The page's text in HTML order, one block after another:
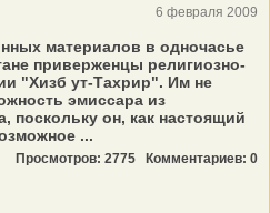
6 февраля 2009
материалов в одночасье
приверженцы религиозно-
"Хизб ут-Тахрир". Им не
эмиссара из
поскольку он, как настоящий
...
Просмотров: 2775 Комментариев: 0